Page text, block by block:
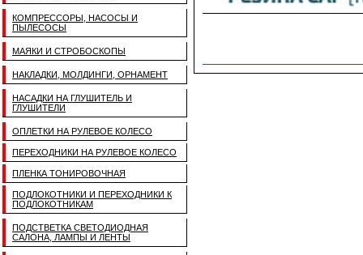
КОМПРЕССОРЫ, НАСОСЫ И
ПЫЛЕСОСЫ
МАЯКИ И СТРОБОСКОПЫ
НАКЛАДКИ, МОЛДИНГИ, ОРНАМЕНТ
НАСАДКИ НА ГЛУШИТЕЛЬ И
ГЛУШИТЕЛИ
ОПЛЕТКИ НА РУЛЕВОЕ КОЛЕСО
ПЕРЕХОДНИКИ НА РУЛЕВОЕ КОЛЕСО
ПЛЕНКА ТОНИРОВОЧНАЯ
ПОДЛОКОТНИКИ И ПЕРЕХОДНИКИ К
ПОДЛОКОТНИКАМ
ПОДСТВЕТКА СВЕТОДИОДНАЯ
САЛОНА, ЛАМПЫ И ЛЕНТЫ